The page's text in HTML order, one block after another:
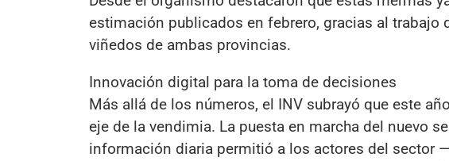
estimación publicados en febrero, gracias al
viñedos de ambas provincias.
Innovación digital para la toma de decisiones
Más allá de los números, el INV subrayó que este
eje de la vendimia. La puesta en marcha del nuevo
información diaria permitió a los actores del sector